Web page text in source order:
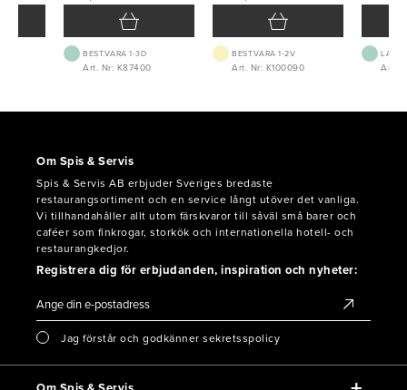
BEST.VARA 1-3D
Art. Nr: K87400
BEST.VARA 1-2V
Art. Nr: K100090 Art.
Om Spis & Servis
Spis & Servis AB erbjuder Sveriges bredaste
restaurangsortiment och en service långt utöver det vanliga.
Vi tillhandahåller allt utom färskvaror till såväl små barer och
caféer som finkrogar, storkök och internationella hotell- och
restaurangkedjor.
Registrera dig för erbjudanden, inspiration och nyheter:
Jag förstår och godkänner sekretsspolicy